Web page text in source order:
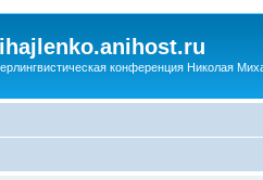
конференция Николая